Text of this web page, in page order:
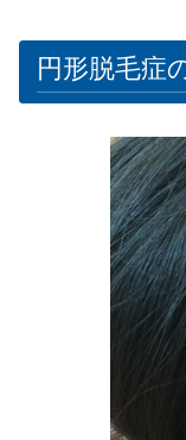
円形脱毛症